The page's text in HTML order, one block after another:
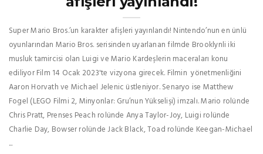
Super Mario Bros.’un karakter afişleri yayınlandı! Nintendo’nun en ünlü
oyunlarından Mario Bros. serisinden uyarlanan filmde Brooklynli iki
musluk tamircisi olan Luigi ve Mario Kardeşlerin maceraları konu
ediliyor Film 14 Ocak 2023'te vizyona girecek. Filmin yönetmenliğini
Aaron Horvath ve Michael Jelenic üstleniyor. Senaryo ise Matthew
Fogel (LEGO Filmi 2, Minyonlar: Gru’nun Yükselişi) imzalı. Mario rolünde
Chris Pratt, Prenses Peach rolünde Anya Taylor-Joy, Luigi rolünde
Charlie Day, Bowser rolünde Jack Black, Toad rolünde Keegan-Michael
...